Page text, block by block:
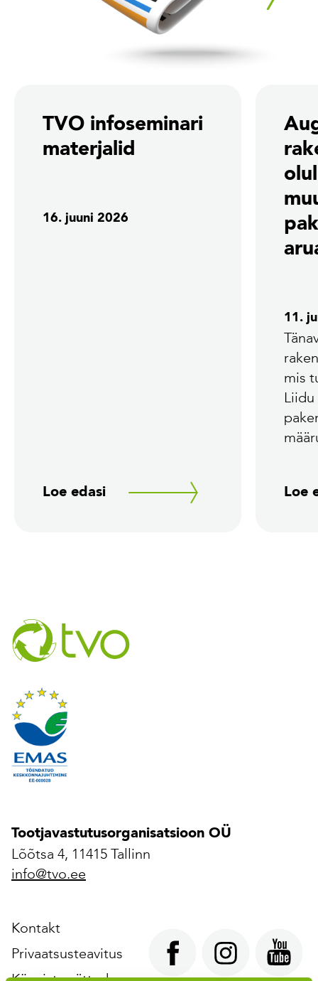
TVO infoseminari
materjalid
16. juuni 2026
Loe edasi
11.
mis
Loe
Tootjavastutusorganisatsioon OÜ
Lõõtsa 4, 11415 Tallinn
info@tvo.ee
Kontakt
Privaatsusteavitus